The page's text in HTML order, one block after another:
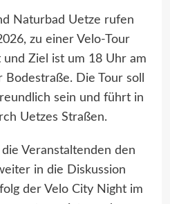
Naturbad Uetze rufen
zu einer Velo-Tour
Ziel ist um 18 Uhr am
Die Tour soll
sein und führt in
Uetzes Straßen.
Veranstaltenden den
in die Diskussion
der Velo City Night im